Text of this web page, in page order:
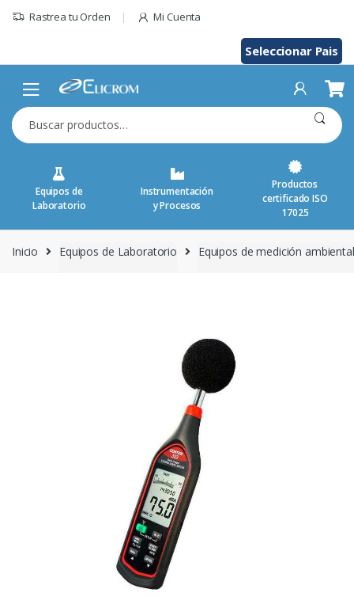
Rastrea tu Orden Mi Cuenta
Seleccionar Pais
Buscar
por:
Equipos de
Laboratorio
Instrumentación
y Procesos
Productos
certificado ISO
17025
Inicio Equipos de Laboratorio Equipos de medición ambiental